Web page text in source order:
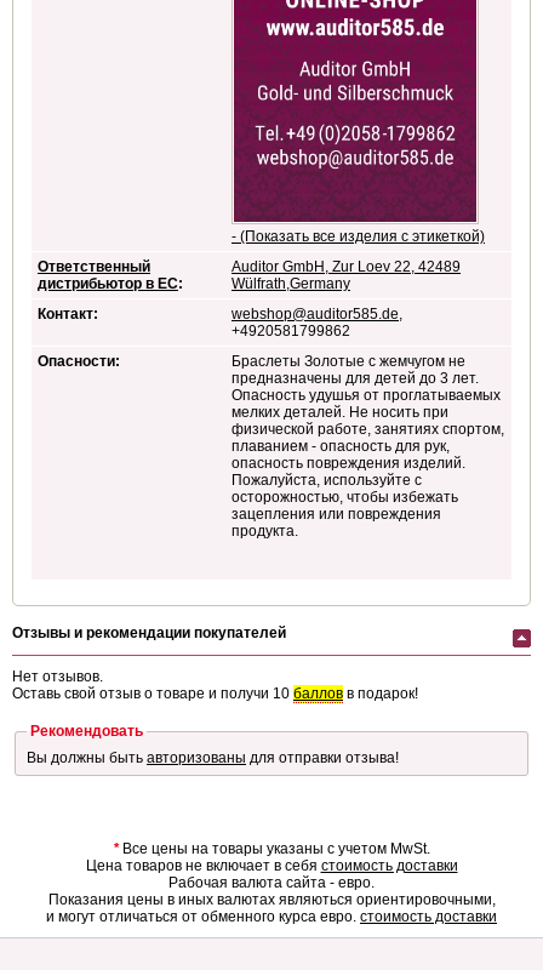
- (Показать все изделия с этикеткой)
Ответственный
дистрибьютор в ЕС:
Auditor GmbH, Zur Loev 22, 42489
Wülfrath,Germany
Контакт:
webshop@auditor585.de,
+4920581799862
Опасности:
Браслеты Золотые с жемчугом не
предназначены для детей до 3 лет.
Опасность удушья от проглатываемых
мелких деталей. Не носить при
физической работе, занятиях спортом,
плаванием - опасность для рук,
опасность повреждения изделий.
Пожалуйста, используйте с
осторожностью, чтобы избежать
зацепления или повреждения
продукта.
Отзывы и рекомендации покупателей
Нет отзывов.
Оставь свой отзыв о товаре и получи 10 баллов в подарок!
Рекомендовать
Вы должны быть авторизованы для отправки отзыва!
*Все цены на товары указаны с учетом MwSt.
Цена товаров не включает в себя стоимость доставки
Рабочая валюта сайта - евро.
Показания цены в иных валютах являються ориентировочными,
и могут отличаться от обменного курса евро. стоимость доставки